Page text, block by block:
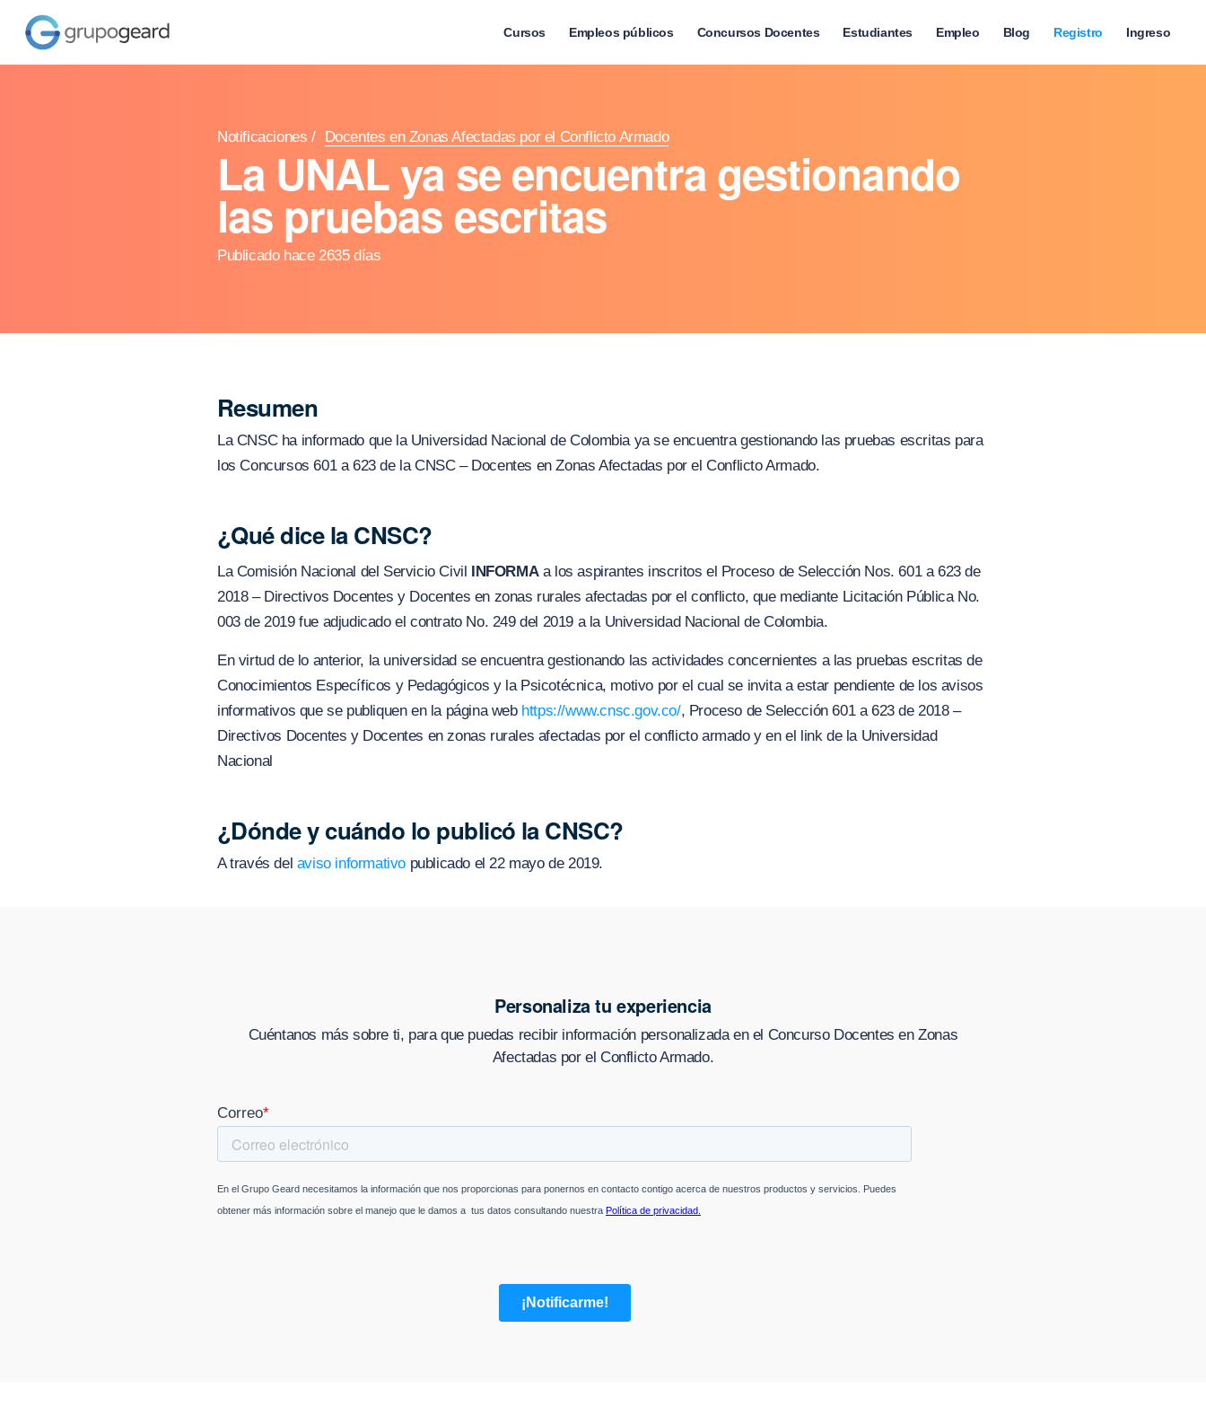
Cursos Empleos públicos Concursos Docentes Estudiantes Empleo Blog Registro Ingreso
Notificaciones / Docentes en Zonas Afectadas por el Conflicto Armado
La UNAL ya se encuentra gestionando
las pruebas escritas
Publicado hace 2635 días
Resumen
La CNSC ha informado que la Universidad Nacional de Colombia ya se encuentra gestionando las pruebas escritas para
los Concursos 601 a 623 de la CNSC – Docentes en Zonas Afectadas por el Conflicto Armado.
¿Qué dice la CNSC?
La Comisión Nacional del Servicio Civil INFORMAa los aspirantes inscritos el Proceso de Selección Nos. 601 a 623 de
2018 – Directivos Docentes y Docentes en zonas rurales afectadas por el conflicto, que mediante Licitación Pública No.
003 de 2019 fue adjudicado el contrato No. 249 del 2019 a la Universidad Nacional de Colombia.
En virtud de lo anterior, la universidad se encuentra gestionando las actividades concernientes a las pruebas escritas de
Conocimientos Específicos y Pedagógicos y la Psicotécnica, motivo por el cual se invita a estar pendiente de los avisos
informativos que se publiquen en la página web https://www.cnsc.gov.co/, Proceso de Selección 601 a 623 de 2018 –
Directivos Docentes y Docentes en zonas rurales afectadas por el conflicto armado y en el link de la Universidad
Nacional
¿Dónde y cuándo lo publicó la CNSC?
A través del aviso informativo publicado el 22 mayo de 2019.
Personaliza tu experiencia
Cuéntanos más sobre ti, para que puedas recibir información personalizada en el Concurso Docentes en Zonas
Afectadas por el Conflicto Armado.